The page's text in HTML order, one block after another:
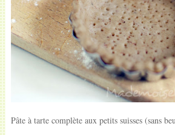
Pâte à tarte complète aux petits suisses (sans